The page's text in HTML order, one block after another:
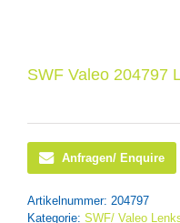
SWF Valeo 204797
Anfragen/ Enquire
Artikelnummer: 204797
Kategorie: SWF/ Valeo